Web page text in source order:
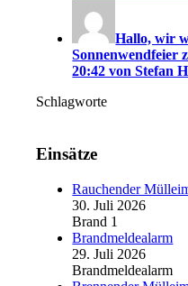
Hallo, wir
Sonnenwendfeier
20:42 von Stefan
Schlagworte
Einsätze
Rauchender
30. Juli 2026
Brand 1
Brandmeldealarm
29. Juli 2026
Brandmeldealarm